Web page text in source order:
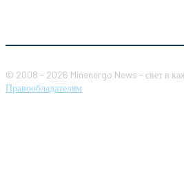
© 2008 - 2026 Minenergo News - свет в
Правообладателям